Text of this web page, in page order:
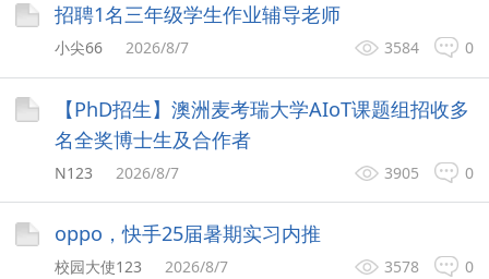
招聘1名三年级学生作业辅导老师
0
3584
小尖66 2026/8/7
【PhD招生】澳洲麦考瑞大学AIoT课题组招收多
名全奖博士生及合作者
0
3905
N123 2026/8/7
oppo，快手25届暑期实习内推
0
3578
校园大使123 2026/8/7